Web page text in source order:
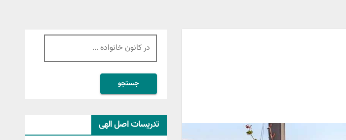
جستجو
برای:
تدریسات اصل الهی